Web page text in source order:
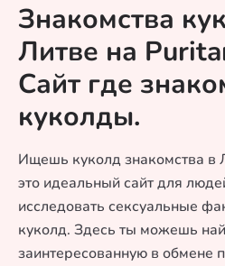
Знакомства
Литве на
Сайт где
куколды.
Ищешь куколд знакомства в
это идеальный сайт для
исследовать сексуальные
куколд. Здесь ты можешь
заинтересованную в обмене